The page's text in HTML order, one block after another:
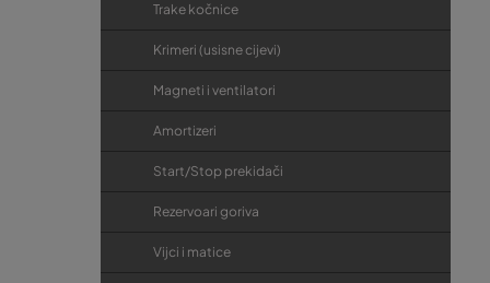
Trake kočnice
Krimeri (usisne cijevi)
Magneti i ventilatori
Amortizeri
Start/Stop prekidači
Rezervoari goriva
Vijci i matice